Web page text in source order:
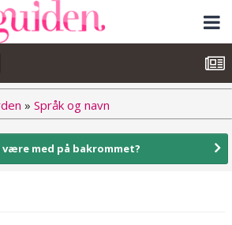
» Språk og navn
være med på bakrommet?